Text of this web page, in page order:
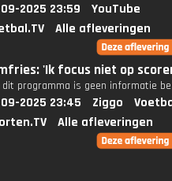
2025 23:59
YouTube
Alle afleveringen
'Ik focus niet op
dit programma is geen informatie
2025 23:45 Ziggo
Alle afleveringen